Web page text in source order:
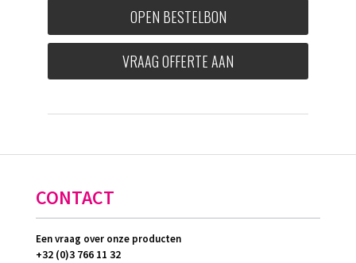
OPEN BESTELBON
VRAAG OFFERTE AAN
CONTACT
Een vraag over onze producten
+32 (0)3 766 11 32